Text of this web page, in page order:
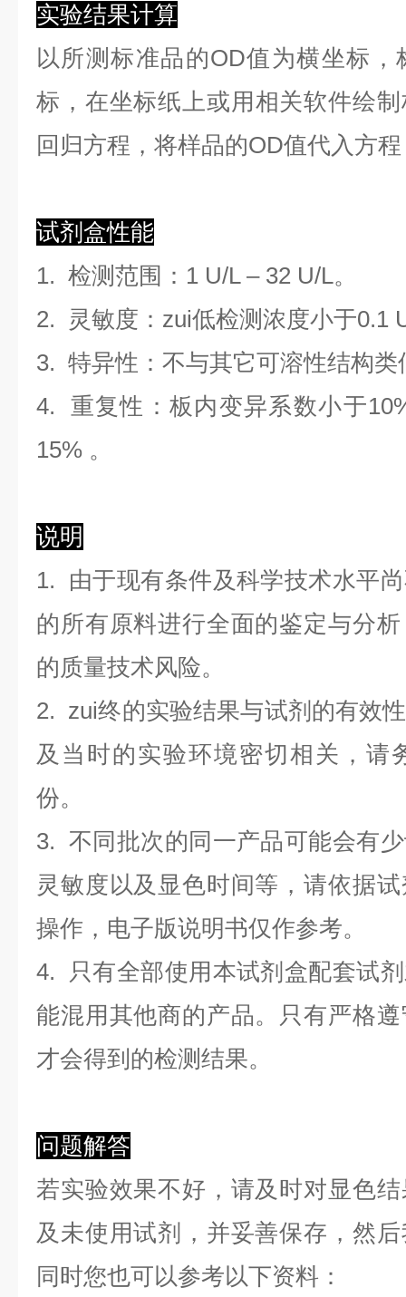
实验结果计算
以所测标准品的OD值为横坐标，
标，在坐标纸上或用相关软件绘制
回归方程 ， 将样品的OD值代入方
试剂盒性能
1. 检测范围 ： 1 U/L –32 U/L。
2. 灵敏度：zui低检测浓度小于0.1
3. 特异性：不与其它可溶性结构类
4. 重复性：板内变异系数小于10
15% 。
说明
1. 由于现有条件及科学技术水平
的所有原料进行全面的鉴定与分
的质量技术风险。
2. zui终的实验结果与试剂的有效
及当时的实验环境密切相关，请
份。
3. 不同批次的同一产品可能会有
灵敏度以及显色时间等，请依据
操作，电子版说明书仅作参考。
4. 只有全部使用本试剂盒配套试
能混用其他商的产品。只有严格
才会得到的检测结果。
问题解答
若实验效果不好，请及时对显色
及未使用试剂，并妥善保存，然
同时您也可以参考以下资料：